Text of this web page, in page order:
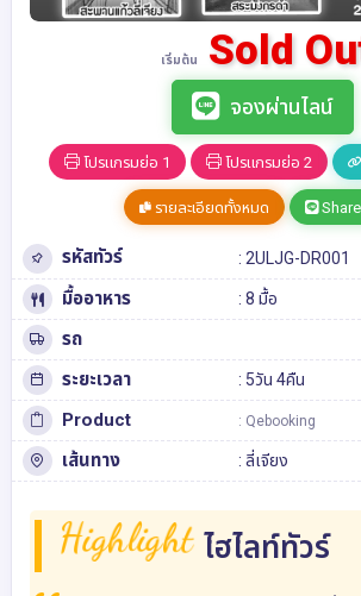
เริ่มต้น Sold
จองผ่านไลน์
โปรแกรมย่อ 1 โปรแกรมย่อ 2
รายละเอียดทั้งหมด
รหัสทัวร์ : 2ULJG-DR001
มื้ออาหาร : 8 มื้อ
รถ
ระยะเวลา
: 5วัน 4คืน
Product : Qebooking
เส้นทาง : ลี่เจียง
Highlight ไฮไลท์ทัวร์